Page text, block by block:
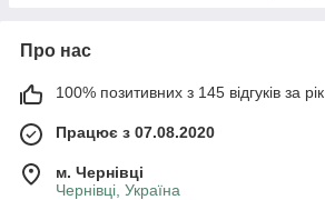
Про нас
100% позитивних з 145 відгуків за рік
Працює з 07.08.2020
м. Чернівці
Чернівці, Україна